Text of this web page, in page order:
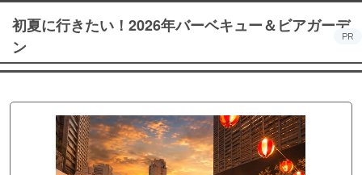
初夏に行きたい！2026年バーベキュー＆ビアガーデ
ン
PR